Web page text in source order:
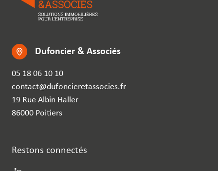
Dufoncier & Associés
05 18 06 10 10
contact@dufoncieretassocies.fr
19 Rue Albin Haller
86000 Poitiers
Restons connectés